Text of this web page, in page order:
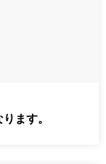
ます。